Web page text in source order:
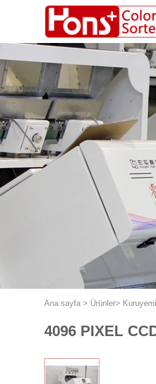
Ana sayfa > Ürünler>
4096 PIXEL